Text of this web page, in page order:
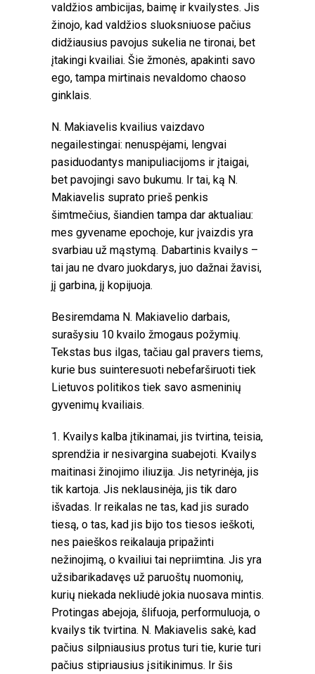
valdžios ambicijas, baimę ir kvailystes. Jis
žinojo, kad valdžios sluoksniuose pačius
didžiausius pavojus sukelia ne tironai, bet
įtakingi kvailiai. Šie žmonės, apakinti savo
ego, tampa mirtinais nevaldomo chaoso
ginklais.
N. Makiavelis kvailius vaizdavo
negailestingai: nenuspėjami, lengvai
pasiduodantys manipuliacijoms ir įtaigai,
bet pavojingi savo bukumu. Ir tai, ką N.
Makiavelis suprato prieš penkis
šimtmečius, šiandien tampa dar aktualiau:
mes gyvename epochoje, kur įvaizdis yra
svarbiau už mąstymą. Dabartinis kvailys –
tai jau ne dvaro juokdarys, juo dažnai žavisi,
jį garbina, jį kopijuoja.
Besiremdama N. Makiavelio darbais,
surašysiu 10 kvailo žmogaus požymių.
Tekstas bus ilgas, tačiau gal pravers tiems,
kurie bus suinteresuoti nebefarširuoti tiek
Lietuvos politikos tiek savo asmeninių
gyvenimų kvailiais.
1. Kvailys kalba įtikinamai, jis tvirtina, teisia,
sprendžia ir nesivargina suabejoti. Kvailys
maitinasi žinojimo iliuzija. Jis netyrinėja, jis
tik kartoja. Jis neklausinėja, jis tik daro
išvadas. Ir reikalas ne tas, kad jis surado
tiesą, o tas, kad jis bijo tos tiesos ieškoti,
nes paieškos reikalauja pripažinti
nežinojimą, o kvailiui tai nepriimtina. Jis yra
užsibarikadavęs už paruoštų nuomonių,
kurių niekada nekliudė jokia nuosava mintis.
Protingas abejoja, šlifuoja, performuluoja, o
kvailys tik tvirtina. N. Makiavelis sakė, kad
pačius silpniausius protus turi tie, kurie turi
pačius stipriausius įsitikinimus. Ir šis